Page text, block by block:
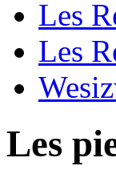
Les
Les
Les